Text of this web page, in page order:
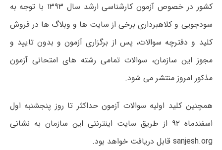
کشور در خصوص آزمون کارشناسی ارشد سال ۱۳۹۳ با توجه به
سودجویی و کلاهبرداری برخی از سایت ها و وبلاگ ها در فروش
کلید و دفترچه سوالات، پس از برگزاری آزمون و بدون تایید و
مجوز این سازمان، سوالات تمامی رشته های امتحانی آزمون
مذکور امروز منتشر می شود.
همچنین کلید اولیه سوالات آزمون حداکثر تا روز پنجشنبه اول
اسفندماه ۹۲ از طریق سایت اینترنتی این سازمان به نشانی
sanjesh.org قابل دریافت خواهد بود.